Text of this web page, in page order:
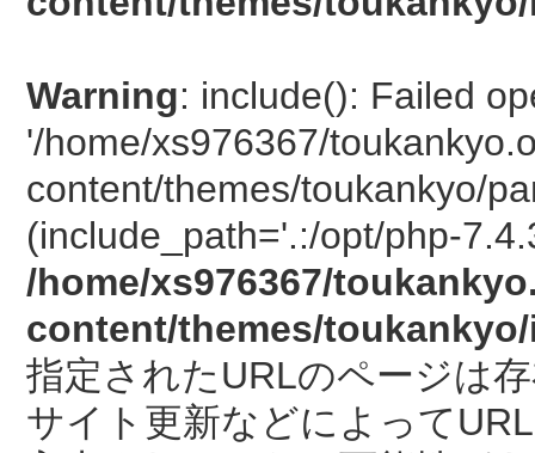
Warning: include(): Failed
'/home/xs976367/
content/themes/toukankyo/
(include_path='.:/opt/php-
/home/xs976367/
content/themes/
指定されたURLのページは
サイト更新などによって